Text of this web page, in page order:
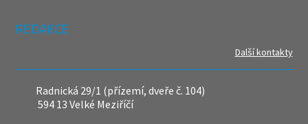
REDAKCE
Další kontakty
Radnická 29/1 (přízemí, dveře č. 104)
594 13 Velké Meziříčí